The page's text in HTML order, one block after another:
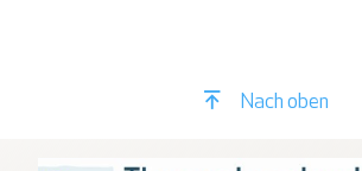
Nach oben